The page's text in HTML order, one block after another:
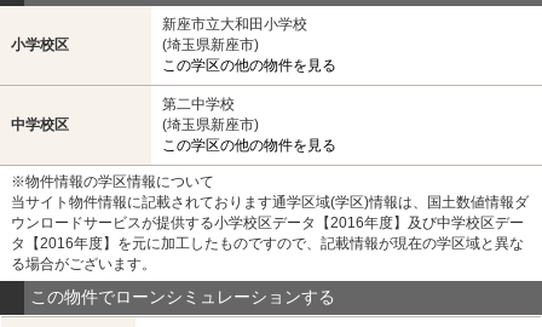
小学校区
新座市立大和田小学校
(埼玉県新座市)
この学区の他の物件を見る
中学校区
第二中学校
(埼玉県新座市)
この学区の他の物件を見る
※物件情報の学区情報について
当サイト物件情報に記載されております通学区域(学区)情報は、国土数値情報ダ
ウンロードサービスが提供する小学校区データ【2016年度】及び中学校区デー
タ【2016年度】を元に加工したものですので、記載情報が現在の学区域と異な
る場合がございます。
この物件でローンシミュレーションする